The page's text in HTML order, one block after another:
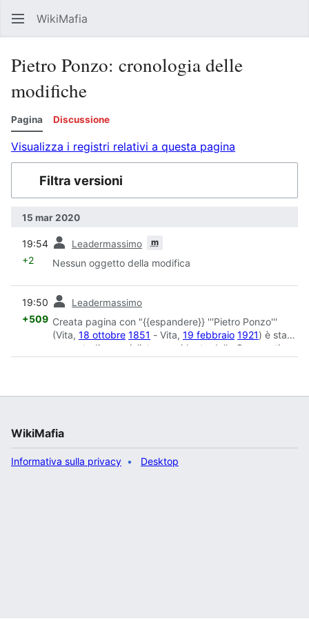
WikiMafia
Pietro Ponzo: cronologia delle
modifiche
Pagina Discussione
Visualizza i registri relativi a questa pagina
Filtra versioni
15 mar 2020
19:54 Leadermassimo m
+2 Nessun oggetto della modifica
19:50 Leadermassimo
+509 Creata pagina con "{{espandere}} '''Pietro Ponzo'''
(Vita, 18 ottobre 1851 - Vita, 19 febbraio 1921) è stato
un contadino socialista, presidente della Cooperativa
Agricola di S..."
WikiMafia
Informativa sulla privacy Desktop